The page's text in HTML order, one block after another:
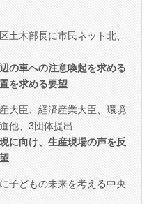
木部長に市民ネット北、
の車への注意喚起を求める
を求める要望
大臣、経済産業大臣、環境
他、3団体提出
に向け、生産現場の声を反
子どもの未来を考える中央